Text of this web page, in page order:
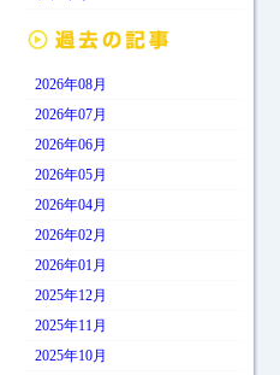
2026年08月
2026年07月
2026年06月
2026年05月
2026年04月
2026年02月
2026年01月
2025年12月
2025年11月
2025年10月